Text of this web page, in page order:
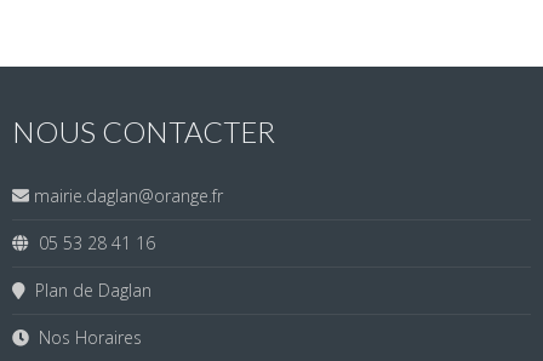
NOUS CONTACTER
mairie.daglan@orange.fr
05 53 28 41 16
Plan de Daglan
Nos Horaires